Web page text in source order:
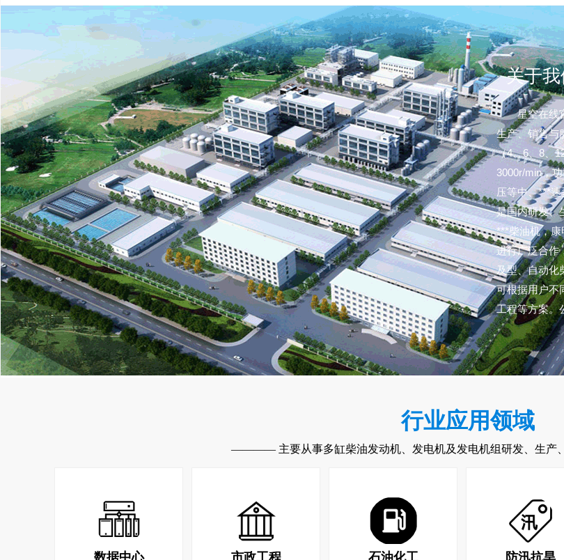
关于
星空在线
生产、销售与
（4、6、8、
3000r/min，
压等中、***
是国内研发、
***柴油机，
进行广泛合作
及型、自动化
可根据用户不
工程等方案
行业应用领域
———— 主要从事多缸柴油发动机、发电机及发电机组研发、生
数据中心 市政工程 石油化工 防汛抗旱